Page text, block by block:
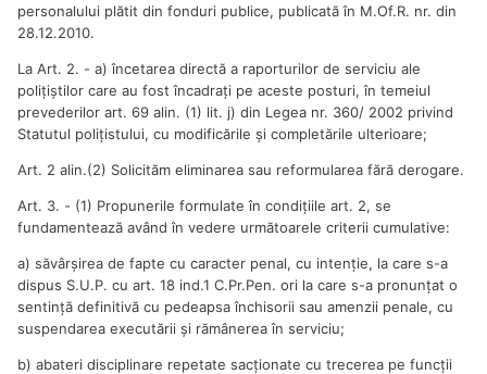
personalului plătit din fonduri publice, publicată în M.Of.R. nr. din
28.12.2010.
La Art. 2. - a) încetarea directă a raporturilor de serviciu ale
poliţiştilor care au fost încadraţi pe aceste posturi, în temeiul
prevederilor art. 69 alin. (1) lit. j) din Legea nr. 360/ 2002 privind
Statutul poliţistului, cu modificările şi completările ulterioare;
Art. 2 alin.(2) Solicităm eliminarea sau reformularea fără derogare.
Art. 3. - (1) Propunerile formulate în condiţiile art. 2, se
fundamentează având în vedere următoarele criterii cumulative:
a) săvârşirea de fapte cu caracter penal, cu intenţie, la care s-a
dispus S.U.P. cu art. 18 ind.1 C.Pr.Pen. ori la care s-a pronunţat o
sentinţă definitivă cu pedeapsa închisorii sau amenzii penale, cu
suspendarea executării şi rămânerea în serviciu;
b) abateri disciplinare repetate sacţionate cu trecerea pe funcţii